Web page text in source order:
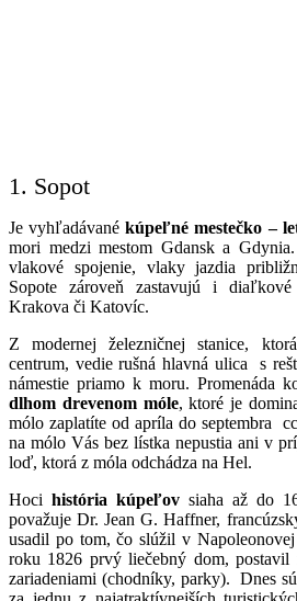
1. Sopot
Je vyhľadávané kúpeľné mestečko –
mori medzi mestom Gdansk a
vlakové spojenie, vlaky jazdia
Sopote zároveň zastavujú i
Krakova či Katovíc.
Z modernej železničnej stanice,
centrum, vedie rušná hlavná ulica s
námestie priamo k moru. Promenáda
dlhom drevenom móle, ktoré je
mólo zaplatíte od apríla do septembra
na mólo Vás bez lístka nepustia ani v
loď, ktorá z móla odchádza na Hel.
Hoci história kúpeľov siaha až do
považuje Dr. Jean G. Haffner,
usadil po tom, čo slúžil v
roku 1826 prvý liečebný dom, postavil
zariadeniami (chodníky, parky). Dnes